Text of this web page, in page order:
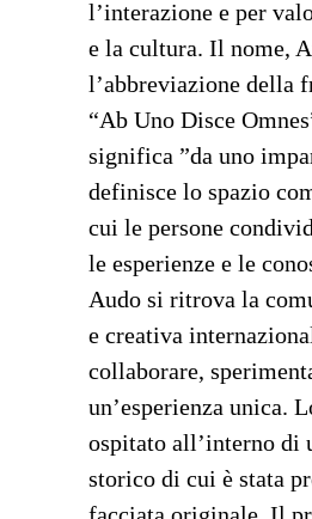
l’interazione e per
e la cultura. Il nome,
l’abbreviazione della
“Ab Uno Disce
significa ”da uno
definisce lo spazio
cui le persone
le esperienze e le
Audo si ritrova la
e creativa
collaborare,
un’esperienza unica.
ospitato all’interno di
storico di cui è stata